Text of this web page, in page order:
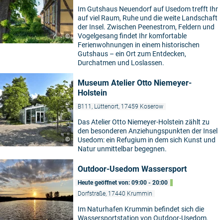
©
Im Gutshaus Neuendorf auf Usedom trefft Ihr
auf viel Raum, Ruhe und die weite Landschaft
der Insel. Zwischen Peenestrom, Feldern und
Vogelgesang findet Ihr komfortable
Ferienwohnungen in einem historischen
Gutshaus – ein Ort zum Entdecken,
Durchatmen und Loslassen.
©
Museum Atelier Otto Niemeyer-
Holstein
B111, Lüttenort, 17459 Koserow
Das Atelier Otto Niemeyer-Holstein zählt zu
den besonderen Anziehungspunkten der Insel
Usedom: ein Refugium in dem sich Kunst und
Natur unmittelbar begegnen.
Outdoor-Usedom Wassersport
Heute geöffnet von: 09:00 - 20:00
Dorfstraße, 17440 Krummin
Im Naturhafen Krummin befindet sich die
Wassersportstation von Outdoor-Usedom.